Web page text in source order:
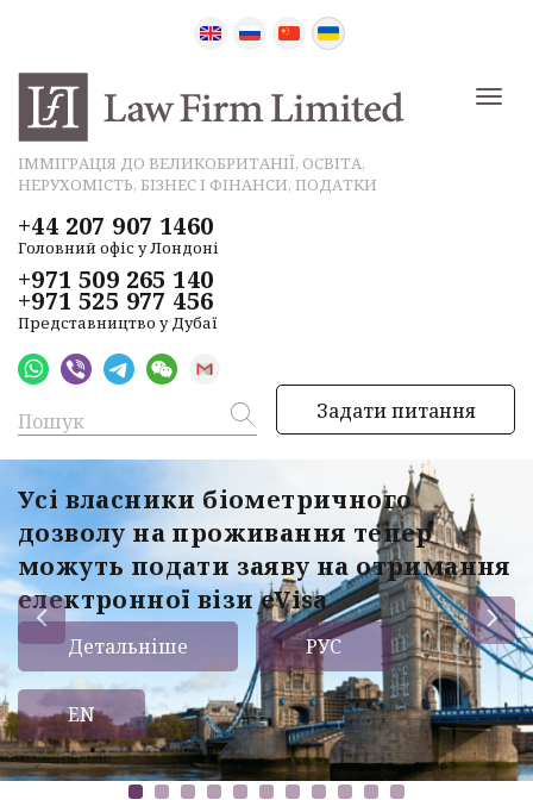
ІММІГРАЦІЯ ДО ВЕЛИКОБРИТАНІЇ, ОСВІТА,
НЕРУХОМІСТЬ, БІЗНЕС І ФІНАНСИ, ПОДАТКИ
+44 207 907 1460
Головний офіс у Лондоні
+971 509 265 140
+971 525 977 456
Представництво у Дубаї
Задати питання
Усі власники біометричного
дозволу на проживання тепер
можуть подати заяву на отримання
електронної візи eVisa
Детальніше РУС
EN